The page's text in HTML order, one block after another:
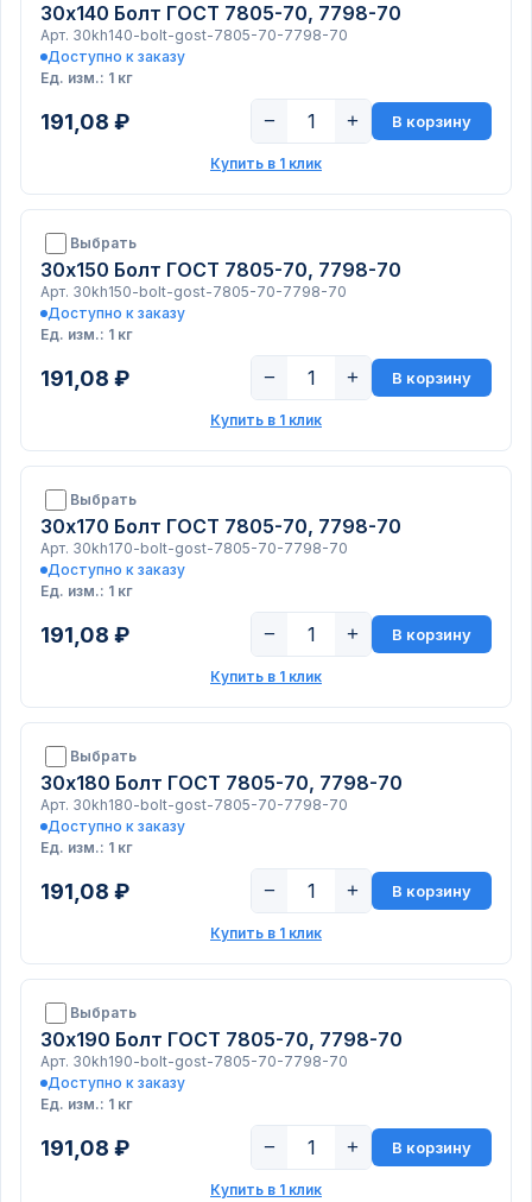
30х140 Болт ГОСТ 7805-70, 7798-70
Арт. 30kh140-bolt-gost-7805-70-7798-70
Доступно к заказу
Ед. изм.: 1 кг
191,08 ₽ − + В корзину
Купить в 1 клик
Выбрать
30х150 Болт ГОСТ 7805-70, 7798-70
Арт. 30kh150-bolt-gost-7805-70-7798-70
Доступно к заказу
Ед. изм.: 1 кг
191,08 ₽ − + В корзину
Купить в 1 клик
Выбрать
30х170 Болт ГОСТ 7805-70, 7798-70
Арт. 30kh170-bolt-gost-7805-70-7798-70
Доступно к заказу
Ед. изм.: 1 кг
191,08 ₽ − + В корзину
Купить в 1 клик
Выбрать
30х180 Болт ГОСТ 7805-70, 7798-70
Арт. 30kh180-bolt-gost-7805-70-7798-70
Доступно к заказу
Ед. изм.: 1 кг
191,08 ₽ − + В корзину
Купить в 1 клик
Выбрать
30х190 Болт ГОСТ 7805-70, 7798-70
Арт. 30kh190-bolt-gost-7805-70-7798-70
Доступно к заказу
Ед. изм.: 1 кг
191,08 ₽ − + В корзину
Купить в 1 клик